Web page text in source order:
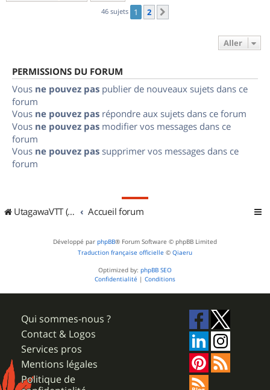
46 sujets 1 2
Aller
PERMISSIONS DU FORUM
Vous ne pouvez pas publier de nouveaux sujets dans ce
forum
Vous ne pouvez pas répondre aux sujets dans ce forum
Vous ne pouvez pas modifier vos messages dans ce
forum
Vous ne pouvez pas supprimer vos messages dans ce
forum
UtagawaVTT (Randos VTT et VTTAE avec traces GPS) Accueil forum
Développé par phpBB® Forum Software © phpBB Limited
Traduction française officielle © Qiaeru
Optimized by: phpBB SEO
Confidentialité | Conditions
Qui sommes-nous ?
Contact & Logos
Services pros
Mentions légales
Politique de